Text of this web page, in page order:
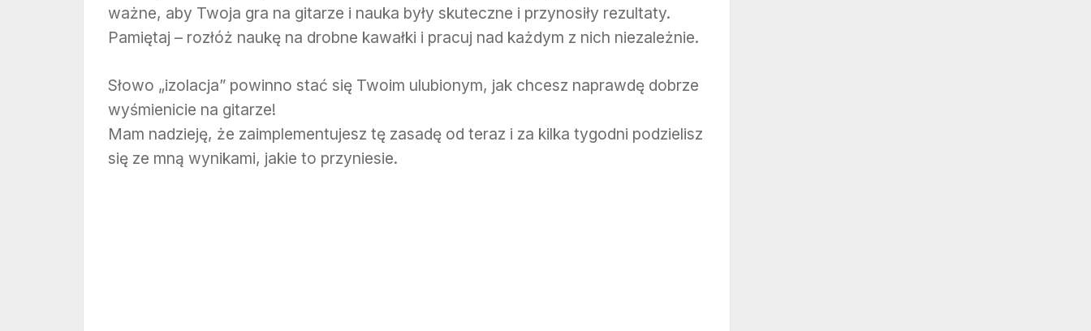
ważne, aby Twoja gra na gitarze i nauka były skuteczne i przynosiły rezultaty.
Pamiętaj – rozłóż naukę na drobne kawałki i pracuj nad każdym z nich niezależnie.
Słowo „izolacja” powinno stać się Twoim ulubionym, jak chcesz naprawdę dobrze
wyśmienicie na gitarze!
Mam nadzieję, że zaimplementujesz tę zasadę od teraz i za kilka tygodni podzielisz
się ze mną wynikami, jakie to przyniesie.